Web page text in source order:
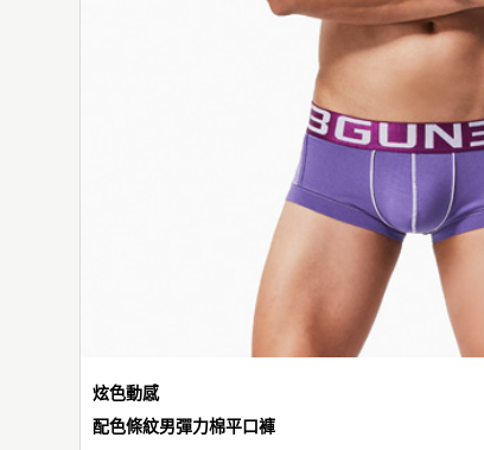
炫色動感
配色條紋男彈力棉平口褲